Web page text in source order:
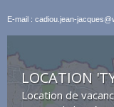
E-mail : cadiou.jean-
LOCATION
Location de